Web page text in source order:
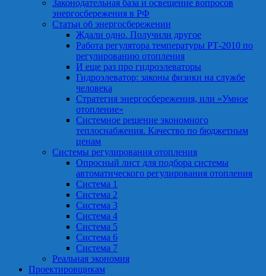
Законодательная база и освещение вопросов
энергосбережения в РФ
Статьи об энергосбережении
Ждали одно. Получили другое
Работа регулятора температуры РТ-2010 по
регулированию отопления
И еще раз про гидроэлеваторы
Гидроэлеватор: законы физики на службе
человека
Стратегия энергосбережения, или «Умное
отопление»
Системное решение экономного
теплоснабжения. Качество по бюджетным
ценам
Системы регулирования отопления
Опросный лист для подбора системы
автоматического регулирования отопления
Система 1
Система 2
Система 3
Система 4
Система 5
Система 6
Система 7
Реальная экономия
Проектировщикам